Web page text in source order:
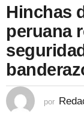
a
ñ
o
s
e
Hinchas
peruana
por